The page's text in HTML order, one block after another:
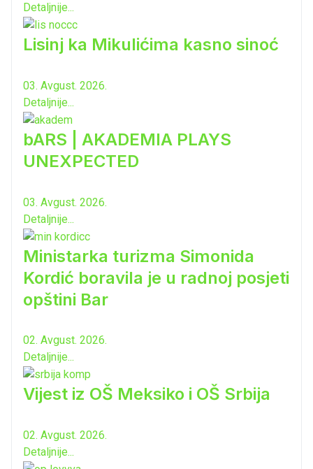
Detaljnije...
Lisinj ka Mikulićima kasno sinoć
03. Avgust. 2026.
Detaljnije...
bARS | AKADEMIA PLAYS
UNEXPECTED
03. Avgust. 2026.
Detaljnije...
Ministarka turizma Simonida
Kordić boravila je u radnoj posjeti
opštini Bar
02. Avgust. 2026.
Detaljnije...
Vijest iz OŠ Meksiko i OŠ Srbija
02. Avgust. 2026.
Detaljnije...